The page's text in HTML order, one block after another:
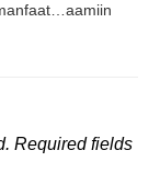
Required fields